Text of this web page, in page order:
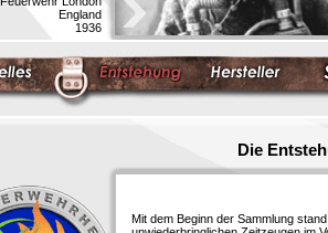
England
1936
Die
Mit dem Beginn der Sammlung